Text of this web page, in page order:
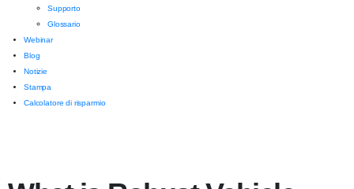
Supporto
Glossario
Webinar
Blog
Notizie
Stampa
Calcolatore di risparmio